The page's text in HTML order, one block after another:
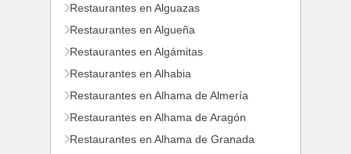
Restaurantes en Alguazas
Restaurantes en Algueña
Restaurantes en Algámitas
Restaurantes en Alhabia
Restaurantes en Alhama de Almería
Restaurantes en Alhama de Aragón
Restaurantes en Alhama de Granada